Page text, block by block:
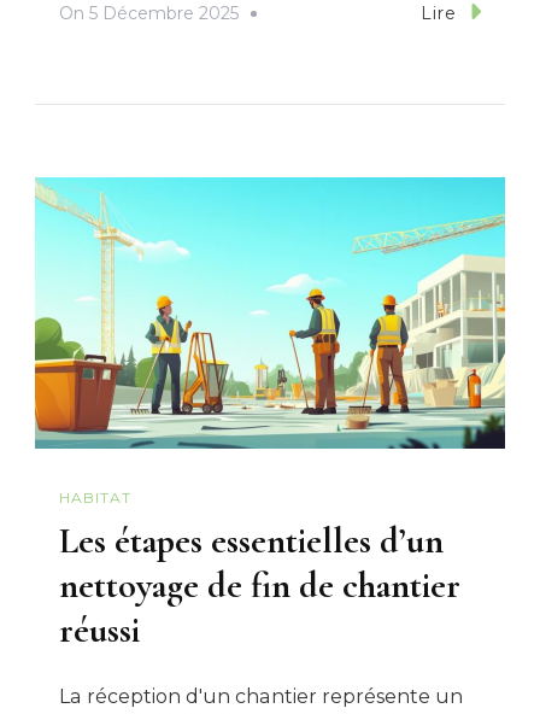
On 5 Décembre 2025 Lire
HABITAT
Les étapes essentielles d’un
nettoyage de fin de chantier
réussi
La réception d'un chantier représente un